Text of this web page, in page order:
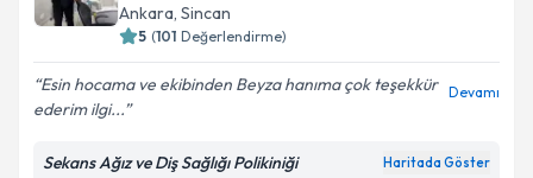
Ankara, Sincan
5 (101 Değerlendirme)
Esin hocama ve ekibinden Beyza hanıma çok teşekkür
ederim ilgi...
Devamı
Sekans Ağız ve Diş Sağlığı Polikiniği Haritada Göster